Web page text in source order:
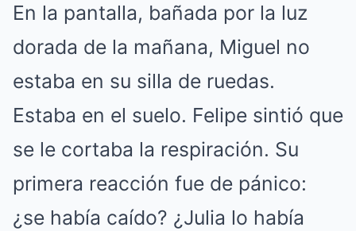
En la pantalla, bañada por la luz
dorada de la mañana, Miguel no
estaba en su silla de ruedas.
Estaba en el suelo. Felipe sintió que
se le cortaba la respiración. Su
primera reacción fue de pánico:
¿se había caído? ¿Julia lo había